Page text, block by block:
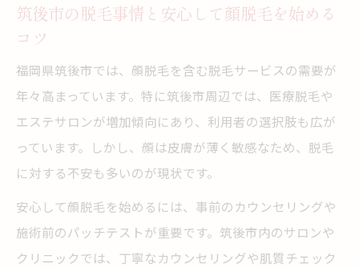
筑後市の脱毛事情と安心して顔脱毛を始める
コツ
福岡県筑後市では、顔脱毛を含む脱毛サービスの需要が
年々高まっています。特に筑後市周辺では、医療脱毛や
エステサロンが増加傾向にあり、利用者の選択肢も広が
っています。しかし、顔は皮膚が薄く敏感なため、脱毛
に対する不安も多いのが現状です。
安心して顔脱毛を始めるには、事前のカウンセリングや
施術前のパッチテストが重要です。筑後市内のサロンや
クリニックでは、丁寧なカウンセリングや肌質チェック